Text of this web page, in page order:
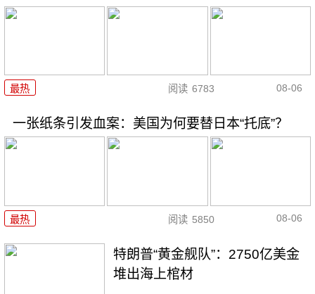
最热 阅读 6783 08-06
一张纸条引发血案：美国为何要替日本“托底”？
最热 阅读 5850 08-06
特朗普“黄金舰队”：2750亿美金
堆出海上棺材